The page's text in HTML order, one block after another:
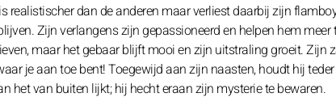
realistischer dan de anderen maar verliest daarbij zijn
Zijn verlangens zijn gepassioneerd en helpen hem
maar het gebaar blijft mooi en zijn uitstraling groeit. Zijn
je aan toe bent! Toegewijd aan zijn naasten, houdt hij
het van buiten lijkt; hij hecht eraan zijn mysterie te bewaren.